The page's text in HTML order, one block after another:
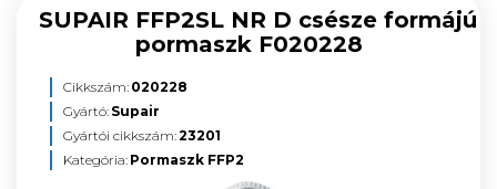
SUPAIR FFP2SL NR D csésze formájú
pormaszk F020228
Cikkszám: 020228
Gyártó: Supair
Gyártói cikkszám:23201
Kategória: Pormaszk FFP2